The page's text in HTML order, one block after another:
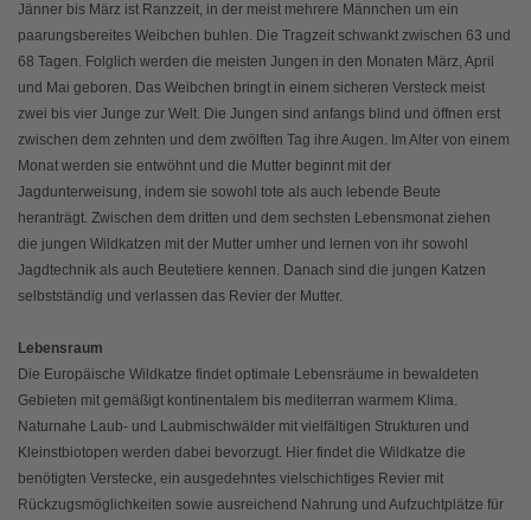
Jänner bis März ist Ranzzeit, in der meist mehrere Männchen um ein
paarungsbereites Weibchen buhlen. Die Tragzeit schwankt zwischen 63 und
68 Tagen. Folglich werden die meisten Jungen in den Monaten März, April
und Mai geboren. Das Weibchen bringt in einem sicheren Versteck meist
zwei bis vier Junge zur Welt. Die Jungen sind anfangs blind und öffnen erst
zwischen dem zehnten und dem zwölften Tag ihre Augen. Im Alter von einem
Monat werden sie entwöhnt und die Mutter beginnt mit der
Jagdunterweisung, indem sie sowohl tote als auch lebende Beute
heranträgt. Zwischen dem dritten und dem sechsten Lebensmonat ziehen
die jungen Wildkatzen mit der Mutter umher und lernen von ihr sowohl
Jagdtechnik als auch Beutetiere kennen. Danach sind die jungen Katzen
selbstständig und verlassen das Revier der Mutter.
Lebensraum
Die Europäische Wildkatze findet optimale Lebensräume in bewaldeten
Gebieten mit gemäßigt kontinentalem bis mediterran warmem Klima.
Naturnahe Laub- und Laubmischwälder mit vielfältigen Strukturen und
Kleinstbiotopen werden dabei bevorzugt. Hier findet die Wildkatze die
benötigten Verstecke, ein ausgedehntes vielschichtiges Revier mit
Rückzugsmöglichkeiten sowie ausreichend Nahrung und Aufzuchtplätze für